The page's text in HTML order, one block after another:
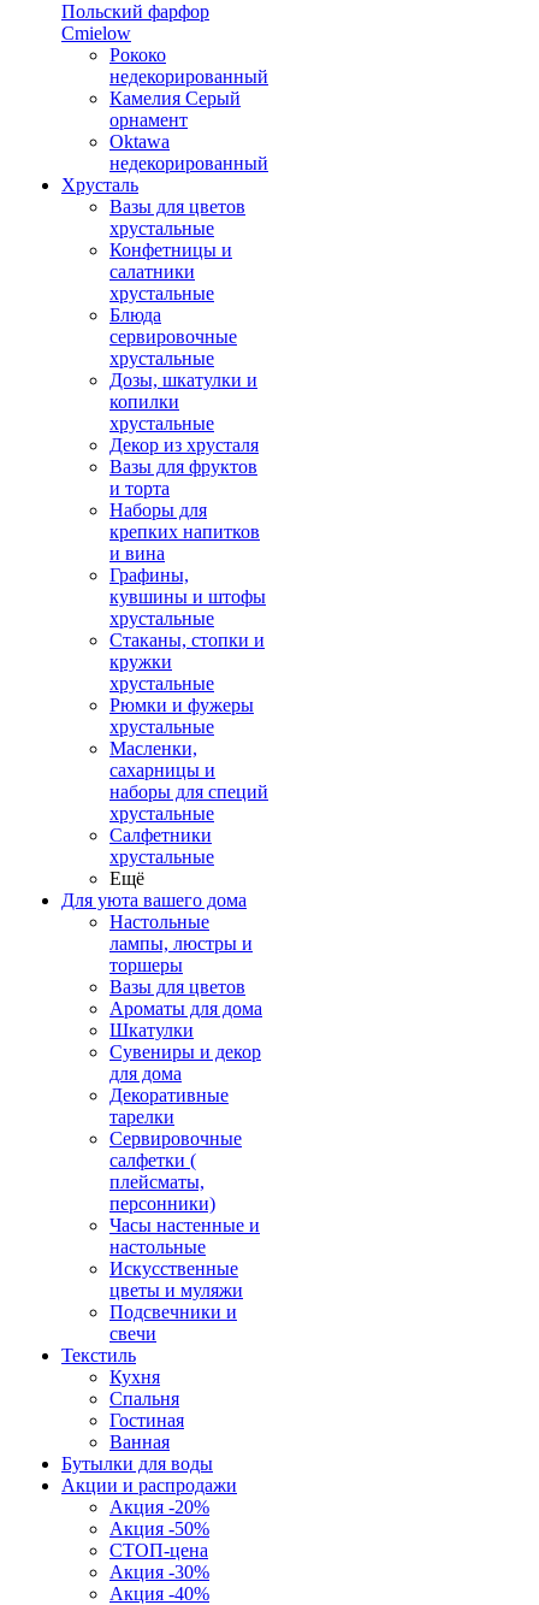
Польский фарфор
Сmielow
Рококо
недекорированный
Камелия Серый
орнамент
Oktawa
недекорированный
Хрусталь
Вазы для цветов
хрустальные
Конфетницы и
салатники
хрустальные
Блюда
сервировочные
хрустальные
Дозы, шкатулки и
копилки
хрустальные
Декор из хрусталя
Вазы для фруктов
и торта
Наборы для
крепких напитков
и вина
Графины,
кувшины и штофы
хрустальные
Стаканы, стопки и
кружки
хрустальные
Рюмки и фужеры
хрустальные
Масленки,
сахарницы и
наборы для специй
хрустальные
Салфетники
хрустальные
Ещё
Для уюта вашего дома
Настольные
лампы, люстры и
торшеры
Вазы для цветов
Ароматы для дома
Шкатулки
Сувениры и декор
для дома
Декоративные
тарелки
Сервировочные
салфетки (
плейсматы,
персонники)
Часы настенные и
настольные
Искусственные
цветы и муляжи
Подсвечники и
свечи
Текстиль
Кухня
Спальня
Гостиная
Ванная
Бутылки для воды
Акции и распродажи
Акция -20%
Акция -50%
СТОП-цена
Акция -30%
Акция -40%